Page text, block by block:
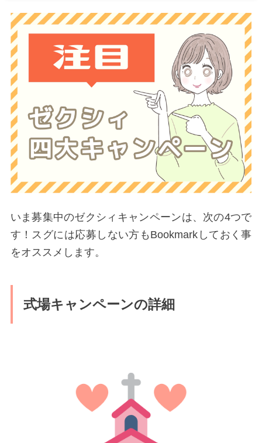
いま募集中のゼクシィキャンペーンは、次の4つで
す！スグには応募しない方もBookmarkしておく事
をオススメします。
式場キャンペーンの詳細